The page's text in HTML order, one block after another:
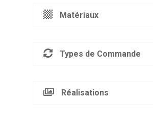
Matériaux
Types de Commande
Réalisations